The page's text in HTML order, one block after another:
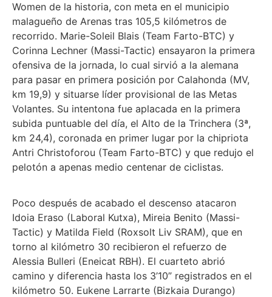
Women de la historia, con meta en el municipio
malagueño de Arenas tras 105,5 kilómetros de
recorrido. Marie-Soleil Blais (Team Farto-BTC) y
Corinna Lechner (Massi-Tactic) ensayaron la primera
ofensiva de la jornada, lo cual sirvió a la alemana
para pasar en primera posición por Calahonda (MV,
km 19,9) y situarse líder provisional de las Metas
Volantes. Su intentona fue aplacada en la primera
subida puntuable del día, el Alto de la Trinchera (3ª,
km 24,4), coronada en primer lugar por la chipriota
Antri Christoforou (Team Farto-BTC) y que redujo el
pelotón a apenas medio centenar de ciclistas.
Poco después de acabado el descenso atacaron
Idoia Eraso (Laboral Kutxa), Mireia Benito (Massi-
Tactic) y Matilda Field (Roxsolt Liv SRAM), que en
torno al kilómetro 30 recibieron el refuerzo de
Alessia Bulleri (Eneicat RBH). El cuarteto abrió
camino y diferencia hasta los 3’10” registrados en el
kilómetro 50. Eukene Larrarte (Bizkaia Durango)